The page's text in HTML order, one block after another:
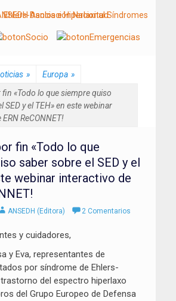
ANSEDH
del Síndrome de Ehlers-Danlos e Hiperlaxitud
» Europa »
fin «Todo lo que siempre quiso
SED y el TEH» en este webinar
ReCONNET!
fin «Todo lo que
saber sobre el SED y el
webinar interactivo de
AutorANSEDH (Editora) 2 Comentarios
y cuidadores,
y Eva, representantes de
por síndrome de Ehlers-
trastorno del espectro hiperlaxo
del Grupo Europeo de Defensa